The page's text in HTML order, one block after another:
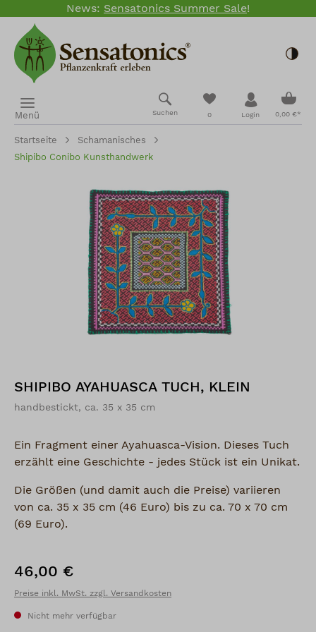
Zum Hauptinhalt springen
News: Sensatonics Summer Sale!
Menü Suchen 0
Du hast 0
Login 0,00 €*
Startseite
Schamanisches
Shipibo Conibo Kunsthandwerk
Bildergalerie überspringen
SHIPIBO AYAHUASCA TUCH, KLEIN
handbestickt, ca. 35 x 35 cm
Ein Fragment einer Ayahuasca-Vision. Dieses Tuch
erzählt eine Geschichte - jedes Stück ist ein Unikat.
Die Größen (und damit auch die Preise) variieren
von ca. 35 x 35 cm (46 Euro) bis zu ca. 70 x 70 cm
(69 Euro).
Regulärer Preis:
46,00 €
Preise inkl. MwSt. zzgl. Versandkosten
Nicht mehr verfügbar